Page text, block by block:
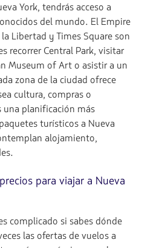
York, tendrás acceso a
del mundo. El Empire
Libertad y Times Square son
recorrer Central Park, visitar
Museum of Art o asistir a un
zona de la ciudad ofrece
cultura, compras o
planificación más
turísticos a Nueva
alojamiento,
para viajar a Nueva
complicado si sabes dónde
las ofertas de vuelos a